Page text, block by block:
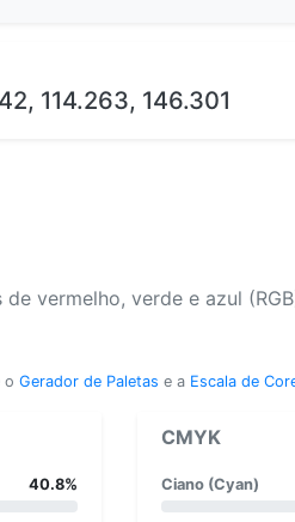
114.263, 146.301
vermelho, verde e azul
o Gerador de Paletas e a Escala de
40.8%
CMYK
Ciano (Cyan)